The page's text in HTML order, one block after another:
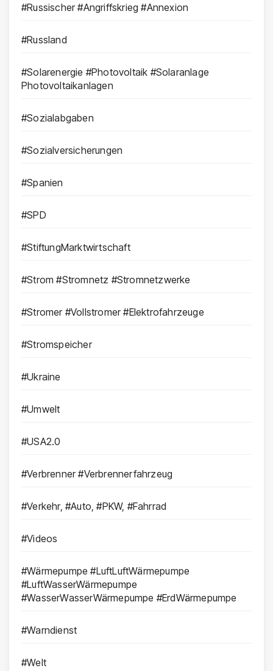
#Russischer #Angriffskrieg #Annexion
#Russland
#Solarenergie #Photovoltaik #Solaranlage
Photovoltaikanlagen
#Sozialabgaben
#Sozialversicherungen
#Spanien
#SPD
#StiftungMarktwirtschaft
#Strom #Stromnetz #Stromnetzwerke
#Stromer #Vollstromer #Elektrofahrzeuge
#Stromspeicher
#Ukraine
#Umwelt
#USA2.0
#Verbrenner #Verbrennerfahrzeug
#Verkehr, #Auto, #PKW, #Fahrrad
#Videos
#Wärmepumpe #LuftLuftWärmepumpe
#LuftWasserWärmepumpe
#WasserWasserWärmepumpe #ErdWärmepumpe
#Warndienst
#Welt